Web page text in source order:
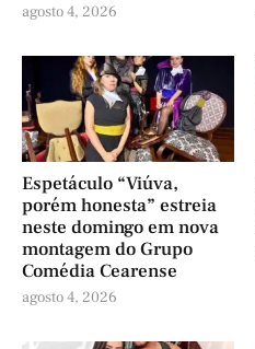
agosto 4, 2026
Espetáculo “Viúva,
porém honesta” estreia
neste domingo em nova
montagem do Grupo
Comédia Cearense
agosto 4, 2026